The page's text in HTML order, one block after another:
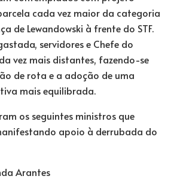
cada vez maior da categoria
de Lewandowski à frente do STF.
servidores e Chefe do
vez mais distantes, fazendo-se
de rota e a adoção de uma
mais equilibrada.
os seguintes ministros que
apoio à derrubada do
Arantes